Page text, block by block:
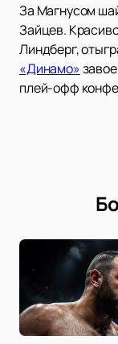
За Магнусом
Зайцев.
Линдберг,
«Динамо»
плей-офф